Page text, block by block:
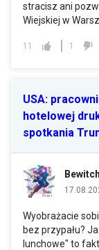
stracisz ani
Wiejskiej w
11 1
USA:
hotelowej
spotkania
Wyobrażacie
bez przypału?
lunchowe" to